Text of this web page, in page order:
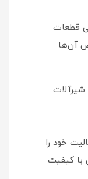
قطعات
آن‌ها
شیرآلات
شرکت از سال 1367 فعالیت خود را
با کیفیت